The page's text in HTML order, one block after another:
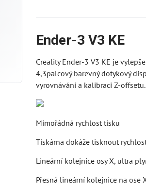
Ender-3 V3 KE
Creality Ender-3 V3 KE je
4,3palcový barevný dotykový
vyrovnávání a kalibraci Z-offsetu.
Mimořádná rychlost tisku
Tiskárna dokáže tisknout
Lineární kolejnice osy X, ultra
Přesná lineární kolejnice na ose